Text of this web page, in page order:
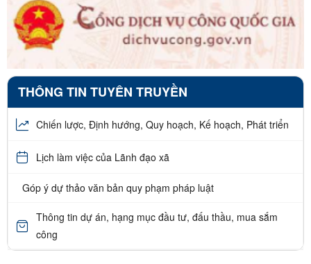
THÔNG TIN TUYÊN TRUYỀN
Chiến lược, Định hướng, Quy hoạch, Kế hoạch, Phát triển
Lịch làm việc của Lãnh đạo xã
Góp ý dự thảo văn bản quy phạm pháp luật
Thông tin dự án, hạng mục đầu tư, đấu thầu, mua sắm
công